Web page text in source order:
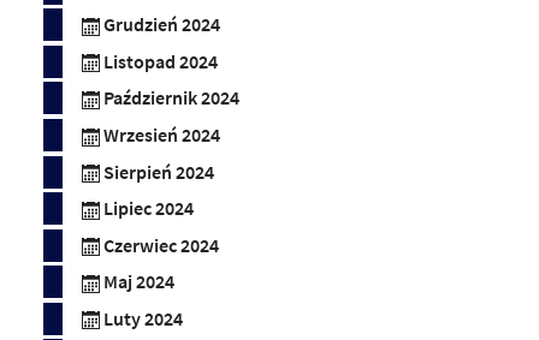
Grudzień 2024
Listopad 2024
Październik 2024
Wrzesień 2024
Sierpień 2024
Lipiec 2024
Czerwiec 2024
Maj 2024
Luty 2024